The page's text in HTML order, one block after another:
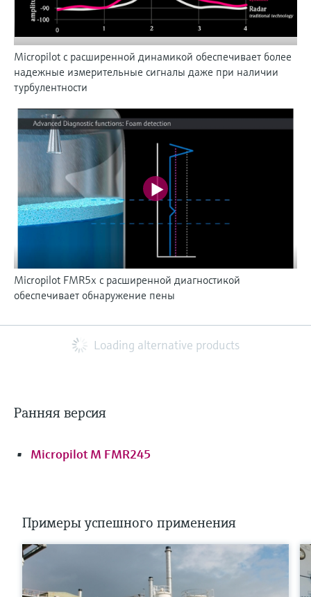
Micropilot с расширенной динамикой обеспечивает более
надежные измерительные сигналы даже при наличии
турбулентности
Micropilot FMR5x с расширенной диагностикой
обеспечивает обнаружение пены
Loading alternative products
Ранняя версия
Micropilot M FMR245
Примеры успешного применения